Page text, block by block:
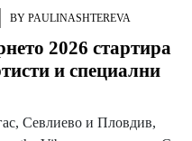
BY PAULINASHTEREVA
2026 стартира
и специални
Севлиево и Пловдив,